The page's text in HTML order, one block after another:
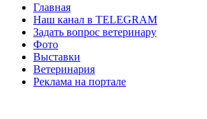
Главная
Наш канал в TELEGRAM
Задать вопрос ветеринару
Фото
Выставки
Ветеринария
Реклама на портале